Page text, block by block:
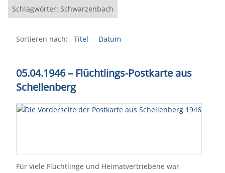
Schlagwörter: Schwarzenbach
Sortieren nach: Titel Datum
05.04.1946 – Flüchtlings-Postkarte aus
Schellenberg
Für viele Flüchtlinge und Heimatvertriebene war